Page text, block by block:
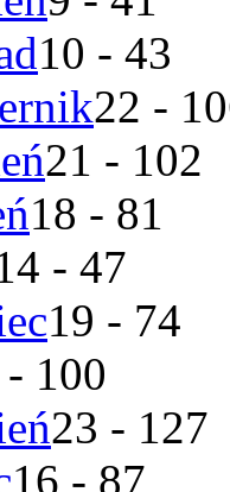
10 - 43
22 -
21 - 102
18 - 81
- 47
19 - 74
100
23 - 127
16 - 87